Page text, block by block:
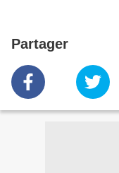
Partager